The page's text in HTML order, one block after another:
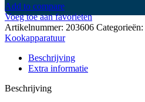
Add to compare
Voeg toe aan favorieten
Artikelnummer: 203606 Categorieën:
Kookapparatuur
Beschrijving
Extra informatie
Beschrijving